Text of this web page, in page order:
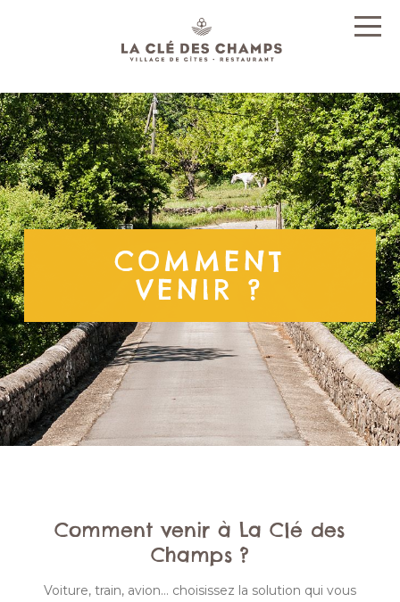
COMMENT
VENIR ?
Comment venir à La Clé des
Champs ?
Voiture, train, avion… choisissez la solution qui vous